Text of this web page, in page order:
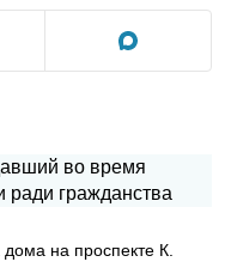
дома на проспекте К.